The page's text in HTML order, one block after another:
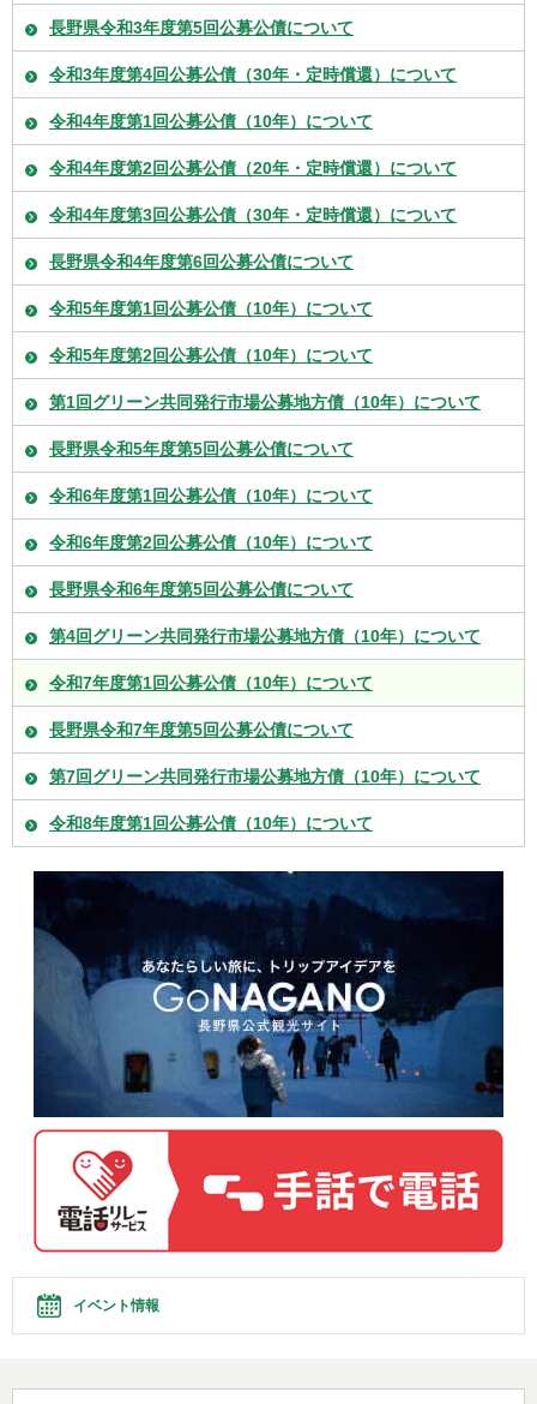
長野県令和3年度第5回公募公債について
令和3年度第4回公募公債（30年・定時償還）について
令和4年度第1回公募公債（10年）について
令和4年度第2回公募公債（20年・定時償還）について
令和4年度第3回公募公債（30年・定時償還）について
長野県令和4年度第6回公募公債について
令和5年度第1回公募公債（10年）について
令和5年度第2回公募公債（10年）について
第1回グリーン共同発行市場公募地方債（10年）について
長野県令和5年度第5回公募公債について
令和6年度第1回公募公債（10年）について
令和6年度第2回公募公債（10年）について
長野県令和6年度第5回公募公債について
第4回グリーン共同発行市場公募地方債（10年）について
令和7年度第1回公募公債（10年）について
長野県令和7年度第5回公募公債について
第7回グリーン共同発行市場公募地方債（10年）について
令和8年度第1回公募公債（10年）について
イベント情報